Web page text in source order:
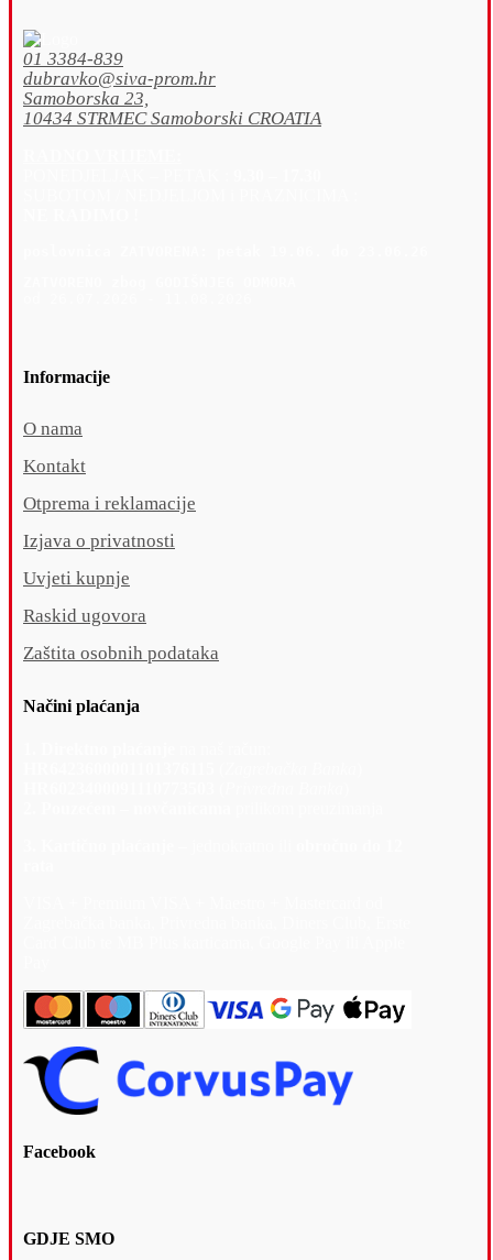
01 3384-839
dubravko@siva-prom.hr
Samoborska 23,
10434 STRMEC Samoborski CROATIA
Informacije
O nama
Kontakt
Otprema i reklamacije
Izjava o privatnosti
Uvjeti kupnje
Raskid ugovora
Zaštita osobnih podataka
Načini plaćanja
Facebook
GDJE SMO